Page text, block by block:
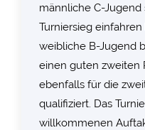
männliche C-
Turniersieg
weibliche B-Jugend
einen guten zweiten
ebenfalls für die
qualifiziert. Das
willkommenen